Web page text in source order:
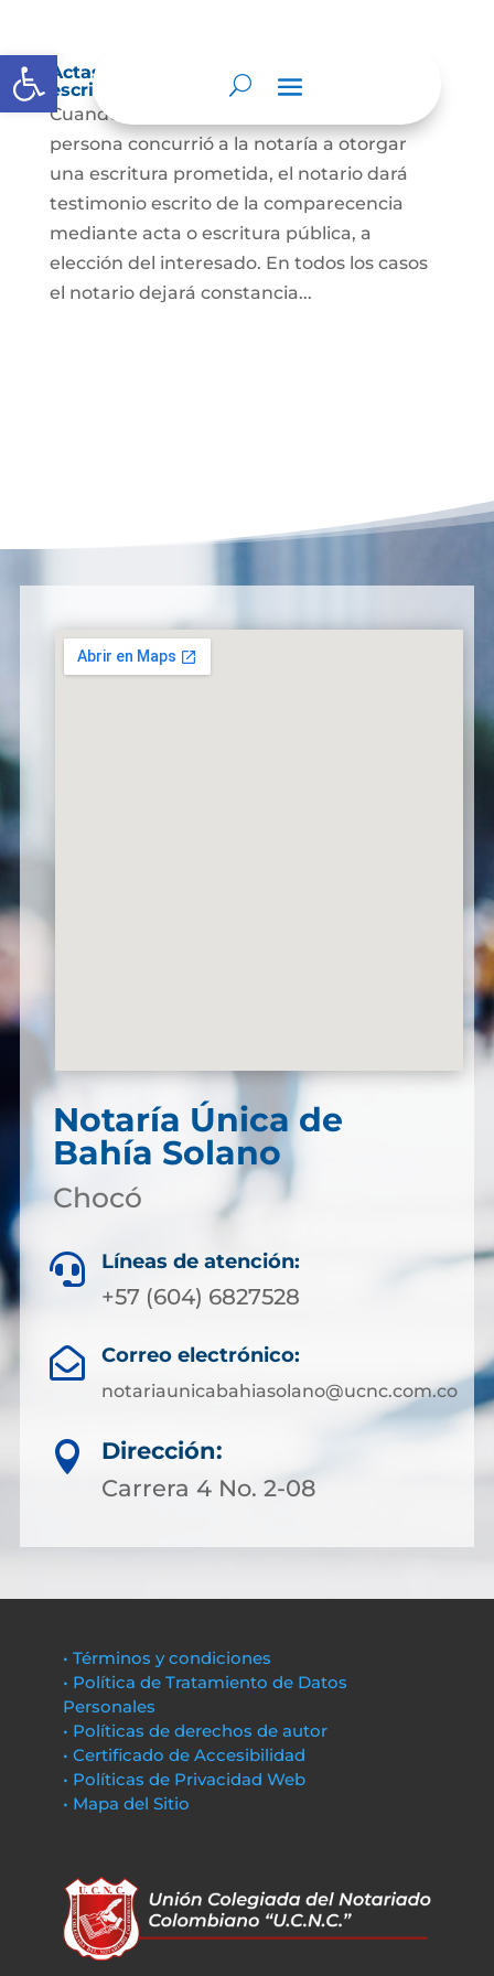
Abrir barra de herramientas
Actas de comparecencia para otorgar
escritura pública
Cuando se trate de comprobar que una
persona concurrió a la notaría a otorgar
una escritura prometida, el notario dará
testimonio escrito de la comparecencia
mediante acta o escritura pública, a
elección del interesado. En todos los casos
el notario dejará constancia...
Notaría Única de
Bahía Solano
Chocó
 Líneas de atención:
+57 (604) 6827528
 Correo electrónico:
notariaunicabahiasolano@ucnc.com.co

Dirección:
Carrera 4 No. 2-08
• Términos y condiciones
• Política de Tratamiento de Datos
Personales
• Políticas de derechos de autor
• Certificado de Accesibilidad
• Políticas de Privacidad Web
• Mapa del Sitio